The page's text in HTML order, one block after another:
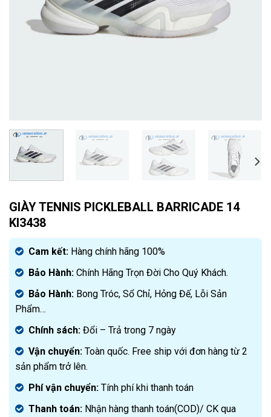
GIÀY TENNIS PICKLEBALL BARRICADE 14
KI3438
Cam kết: Hàng chính hãng 100%
Bảo Hành: Chính Hãng Trọn Đời Cho Quý Khách.
Bảo Hành: Bong Tróc, Sổ Chỉ, Hỏng Đế, Lỗi Sản
Phẩm…
Chính sách: Đổi – Trả trong 7 ngày
Vận chuyển: Toàn quốc. Free ship với đơn hàng từ 2
sản phẩm trở lên.
Phí vận chuyển: Tính phí khi thanh toán
Thanh toán: Nhận hàng thanh toán(COD)/ CK qua